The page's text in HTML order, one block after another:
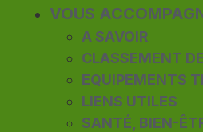
VOUS
A SAVOIR
CLASSEMENT
EQUIPEMENTS
LIENS UTILES
SANTÉ, BIEN-